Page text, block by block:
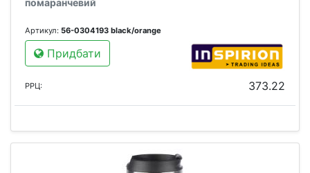
помаранчевий
Артикул: 56-0304193 black/orange
Придбати
РРЦ: 373.22